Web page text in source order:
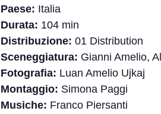
Paese: Italia
Durata: 104 min
Distribuzione: 01 Distribution
Sceneggiatura: Gianni Amelio,
Fotografia: Luan Amelio Ujkaj
Montaggio: Simona Paggi
Musiche: Franco Piersanti